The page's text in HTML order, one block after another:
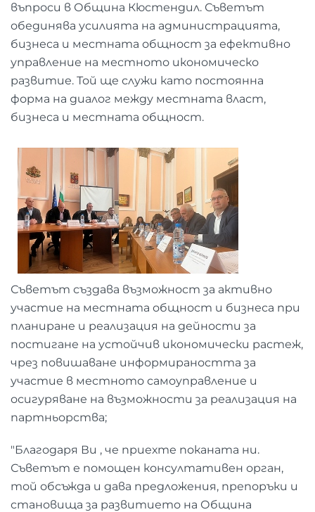
въпроси в Община Кюстендил. Съветът
обединява усилията на администрацията,
бизнеса и местната общност за ефективно
управление на местното икономическо
развитие. Той ще служи като постоянна
форма на диалог между местната власт,
бизнеса и местната общност.
Съветът създава възможност за активно
участие на местната общност и бизнеса при
планиране и реализация на дейности за
постигане на устойчив икономически растеж,
чрез повишаване информираността за
участие в местното самоуправление и
осигуряване на възможности за реализация на
партньорства;
"Благодаря Ви , че приехте поканата ни.
Съветът е помощен консултативен орган,
той обсъжда и дава предложения, препоръки и
становища за развитието на Община